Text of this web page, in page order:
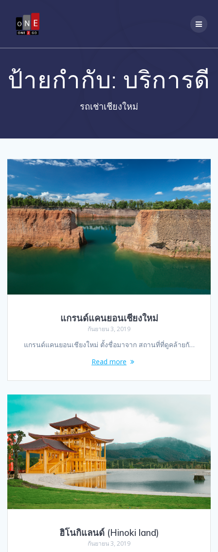
ป้ายกำกับ: บริการดี
รถเช่าเชียงใหม่
แกรนด์แคนยอนเชียงใหม่
กันยายน 3, 2019
แกรนด์แคนยอนเชียงใหม่ ตั้งชื่อมาจาก สถานที่ที่ดูคล้ายกั…
Read more
ฮิโนกิแลนด์ (Hinoki land)
กันยายน 3, 2019